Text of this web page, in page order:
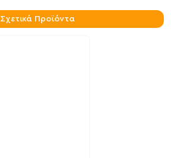
Σχετικά Προϊόντα